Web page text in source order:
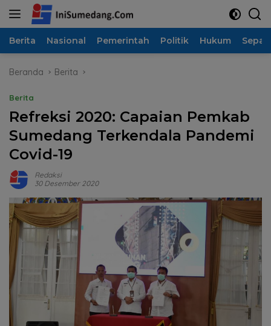
Langsung
Berita Nasional Pemerintah Politik Hukum
Beranda Berita
Berita
Refreksi 2020: Capaian Pemkab
Sumedang Terkendala Pandemi
Covid-19
Redaksi
30 Desember 2020